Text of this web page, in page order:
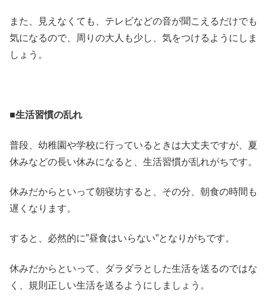
また、見えなくても、テレビなどの音が聞こえるだけでも
気になるので、周りの大人も少し、気をつけるようにしま
しょう。
■生活習慣の乱れ
普段、幼稚園や学校に行っているときは大丈夫ですが、夏
休みなどの長い休みになると、生活習慣が乱れがちです。
休みだからといって朝寝坊すると、その分、朝食の時間も
遅くなります。
すると、必然的に”昼食はいらない”となりがちです。
休みだからといって、ダラダラとした生活を送るのではな
く、規則正しい生活を送るようにしましょう。